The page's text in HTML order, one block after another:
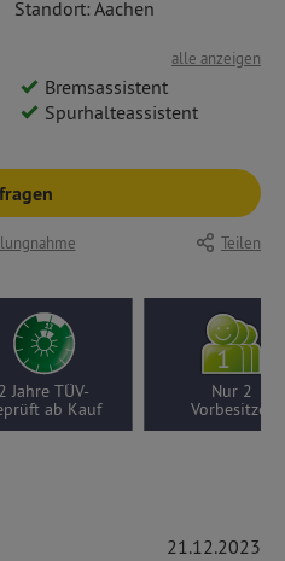
Standort: Aachen
alle anzeigen
Bremsassistent
Spurhalteassistent
Teilen
2 Jahre TÜV-
ab Kauf
Nur 2
Vorbesitzer
21.12.2023